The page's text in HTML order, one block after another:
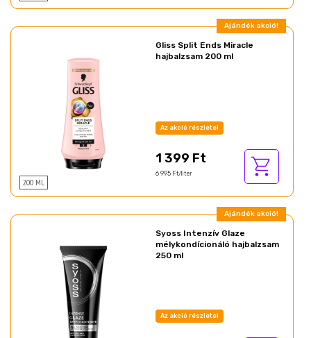
Ajándék akció!
200 ML
Gliss Split Ends Miracle
hajbalzsam 200 ml
Az akció részletei
1 399 Ft
6 995 Ft/liter
Ajándék akció!
Syoss Intenzív Glaze
mélykondícionáló hajbalzsam
250 ml
Az akció részletei